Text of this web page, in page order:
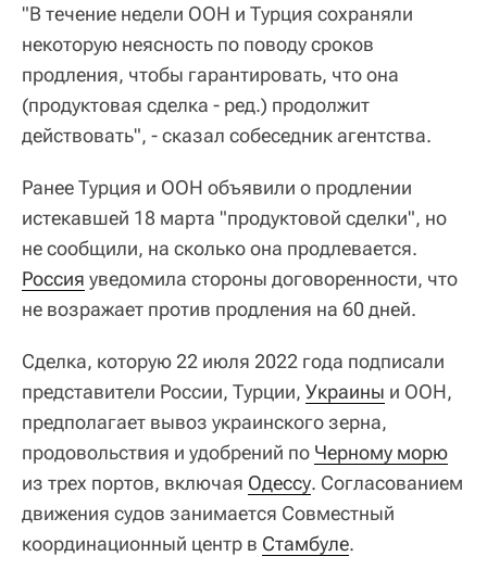
"В течение недели ООН и Турция сохраняли
некоторую неясность по поводу сроков
продления, чтобы гарантировать, что она
(продуктовая сделка - ред.) продолжит
действовать", - сказал собеседник агентства.
Ранее Турция и ООН объявили о продлении
истекавшей 18 марта "продуктовой сделки", но
не сообщили, на сколько она продлевается.
Россия уведомила стороны договоренности, что
не возражает против продления на 60 дней.
Сделка, которую 22 июля 2022 года подписали
представители России, Турции, Украины и ООН,
предполагает вывоз украинского зерна,
продовольствия и удобрений по Черному морю
из трех портов, включая Одессу. Согласованием
движения судов занимается Совместный
координационный центр в Стамбуле.